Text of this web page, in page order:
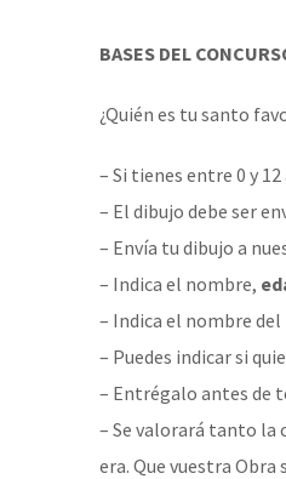
BASES DEL
¿Quién es tu santo
– Si tienes entre 0 y
– El dibujo debe ser
– Envía tu dibujo a
– Indica el nombre,
– Indica el nombre del
– Puedes indicar si
– Entrégalo antes de
– Se valorará tanto la
era. Que vuestra Obra